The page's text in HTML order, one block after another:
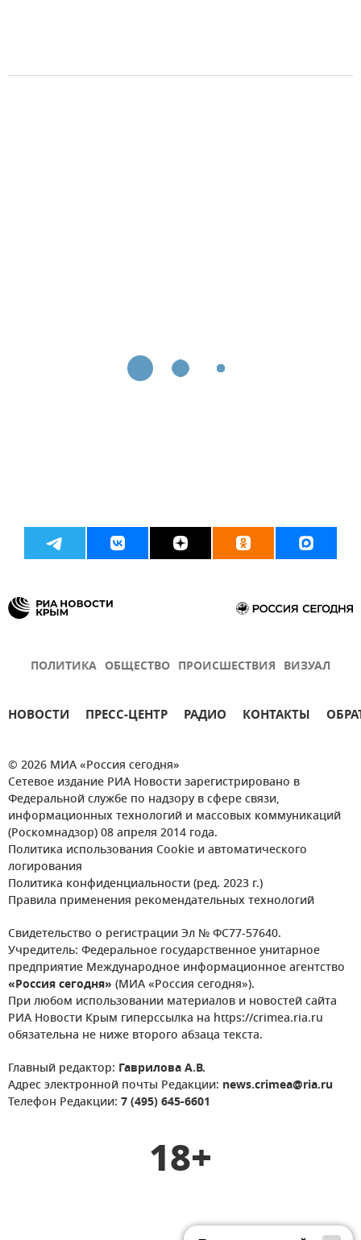
ПОЛИТИКА ОБЩЕСТВО ПРОИСШЕСТВИЯ ВИЗУАЛ
НОВОСТИ ПРЕСС-ЦЕНТР РАДИО КОНТАКТЫ
© 2026 МИА «Россия сегодня»
Сетевое издание РИА Новости зарегистрировано в
Федеральной службе по надзору в сфере связи,
информационных технологий и массовых коммуникаций
(Роскомнадзор) 08 апреля 2014 года.
Политика использования Cookie и автоматического
логирования
Политика конфиденциальности (ред. 2023 г.)
Правила применения рекомендательных технологий
Свидетельство о регистрации Эл № ФС77-57640.
Учредитель: Федеральное государственное унитарное
предприятие Международное информационное агентство
«Россия сегодня» (МИА «Россия сегодня»).
При любом использовании материалов и новостей сайта
РИА Новости Крым гиперссылка на https://crimea.ria.ru
обязательна не ниже второго абзаца текста.
Главный редактор: Гаврилова А.В.
Адрес электронной почты Редакции: news.crimea@ria.ru
Телефон Редакции: 7 (495) 645-6601
18+